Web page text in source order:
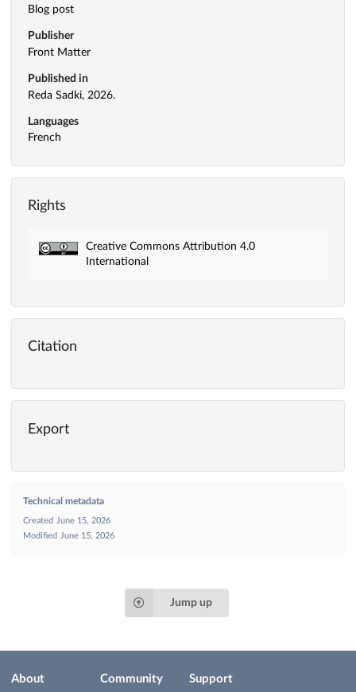
Blog post
Publisher
Front Matter
Published in
Reda Sadki, 2026.
Languages
French
Rights
Creative Commons Attribution 4.0
International
Citation
Export
Technical metadata
Created
June 15, 2026
Modified
June 15, 2026
Jump up
About Community Support